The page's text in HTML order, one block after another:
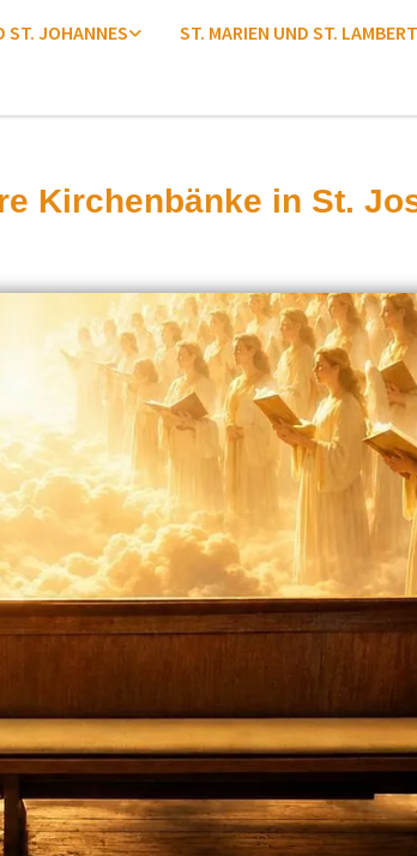
ST. JOHANNES ST. MARIEN UND ST.
Kirchenbänke in St.